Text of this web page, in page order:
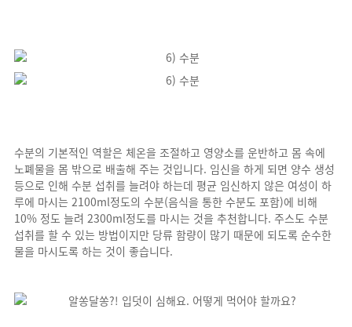
수분의 기본적인 역할은 체온을 조절하고 영양소를 운반하고 몸 속에
노폐물을 몸 밖으로 배출해 주는 것입니다. 임신을 하게 되면 양수 생성
등으로 인해 수분 섭취를 늘려야 하는데 평균 임신하지 않은 여성이 하
루에 마시는 2100ml정도의 수분(음식을 통한 수분도 포함)에 비해
10% 정도 늘려 2300ml정도를 마시는 것을 추천합니다. 주스도 수분
섭취를 할 수 있는 방법이지만 당류 함량이 많기 때문에 되도록 순수한
물을 마시도록 하는 것이 좋습니다.